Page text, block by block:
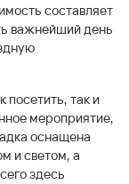
составляет
важнейший день
посетить, так и
мероприятие,
оснащена
и светом, а
здесь